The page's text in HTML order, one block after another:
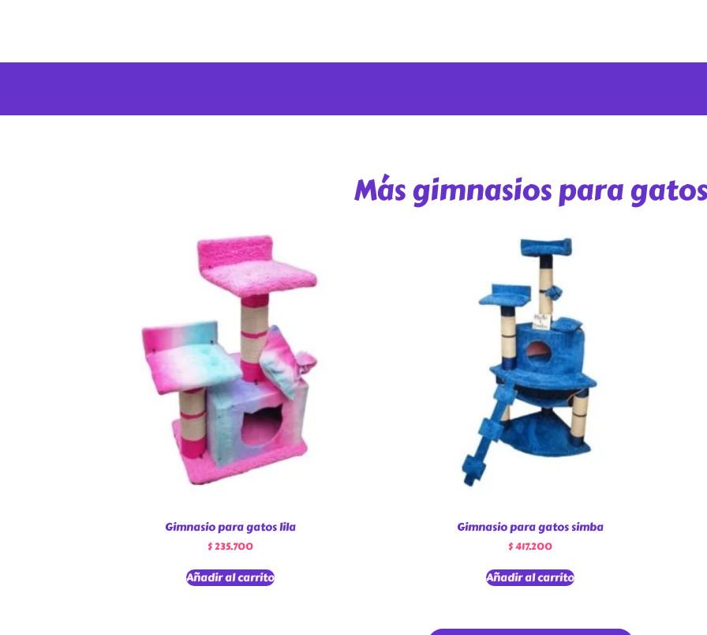
Más gimnasios para gatos
Gimnasio para gatos lila
$235.700
Añadir al carrito
Gimnasio para gatos simba
$417.200
Añadir al carrito